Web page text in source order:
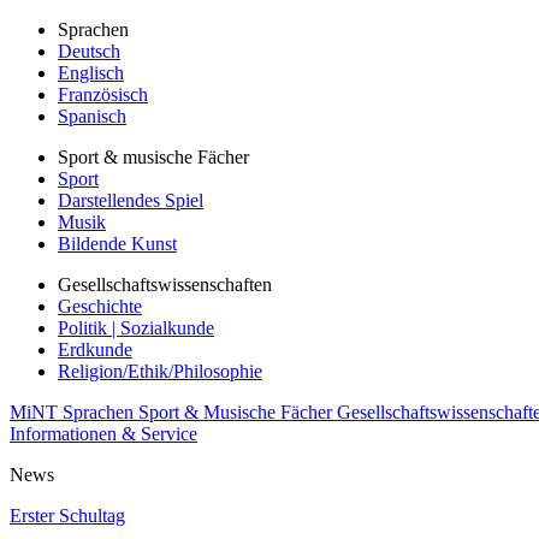
Sprachen
Deutsch
Englisch
Französisch
Spanisch
Sport & musische Fächer
Sport
Darstellendes Spiel
Musik
Bildende Kunst
Gesellschaftswissenschaften
Geschichte
Politik | Sozialkunde
Erdkunde
Religion/Ethik/Philosophie
MiNT Sprachen Sport & Musische Fächer
Informationen & Service
News
Erster Schultag